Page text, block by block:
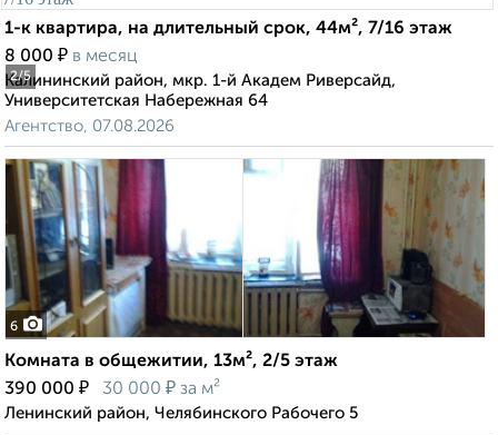
2/5
1-к квартира, на длительный срок, 44м², 7/16 этаж
8 000 ₽ в месяц
Калининский район, мкр. 1-й Академ Риверсайд,
Университетская Набережная 64
Агентство, 07.08.2026
6
Комната в общежитии, 13м², 2/5 этаж
390 000 ₽ 30 000 ₽ за м²
Ленинский район, Челябинского Рабочего 5